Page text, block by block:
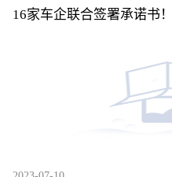
16家车企联合签署承诺书